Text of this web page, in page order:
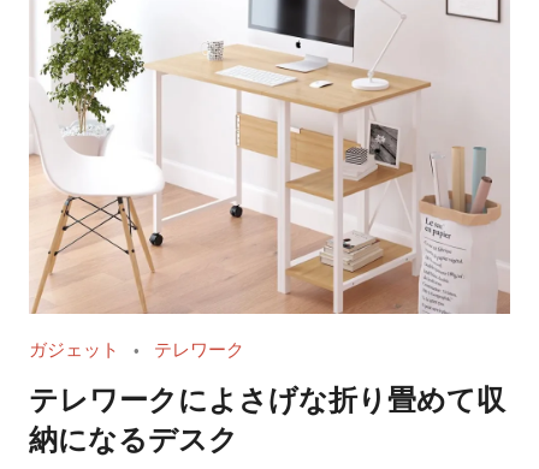
ガジェット テレワーク
テレワークによさげな折り畳めて収
納になるデスク